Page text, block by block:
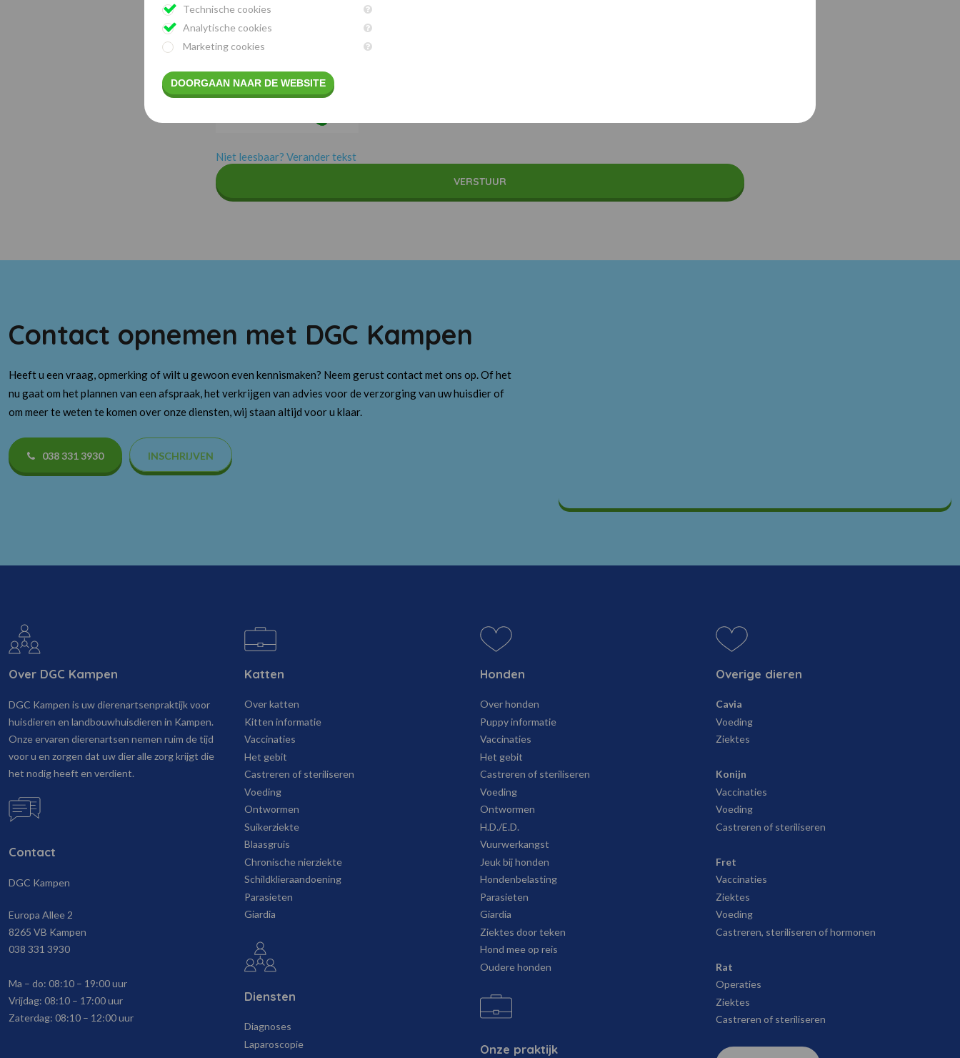
Aanmelden voor nieuwsbrief
Niet leesbaar? Verander tekst
Contact opnemen met DGC Kampen
Heeft u een vraag, opmerking of wilt u gewoon even kennismaken? Neem gerust contact met ons op. Of het
nu gaat om het plannen van een afspraak, het verkrijgen van advies voor de verzorging van uw huisdier of
om meer te weten te komen over onze diensten, wij staan altijd voor u klaar.
038 331 3930 INSCHRIJVEN
Over DGC Kampen
DGC Kampen is uw dierenartsenpraktijk voor
huisdieren en landbouwhuisdieren in Kampen.
Onze ervaren dierenartsen nemen ruim de tijd
voor u en zorgen dat uw dier alle zorg krijgt die
het nodig heeft en verdient.
Contact
DGC Kampen
Europa Allee 2
8265 VB Kampen
038 331 3930
Ma – do: 08:10 – 19:00 uur
Vrijdag: 08:10 – 17:00 uur
Zaterdag: 08:10 – 12:00 uur
Katten
Over katten
Kitten informatie
Vaccinaties
Het gebit
Castreren of steriliseren
Voeding
Ontwormen
Suikerziekte
Blaasgruis
Chronische nierziekte
Schildklieraandoening
Parasieten
Giardia
Diensten
Diagnoses
Laparoscopie
Honden
Over honden
Puppy informatie
Vaccinaties
Het gebit
Castreren of steriliseren
Voeding
Ontwormen
H.D./E.D.
Vuurwerkangst
Jeuk bij honden
Hondenbelasting
Parasieten
Giardia
Ziektes door teken
Hond mee op reis
Oudere honden
Onze praktijk
Overige dieren
Cavia
Voeding
Ziektes
Konijn
Vaccinaties
Voeding
Castreren of steriliseren
Fret
Vaccinaties
Ziektes
Voeding
Castreren, steriliseren of hormonen
Rat
Operaties
Ziektes
Castreren of steriliseren
Technische cookies
Analytische cookies
Marketing cookies
DOORGAAN NAAR DE WEBSITE